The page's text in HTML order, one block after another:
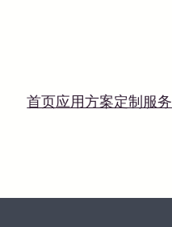
首页应用方案定制服务